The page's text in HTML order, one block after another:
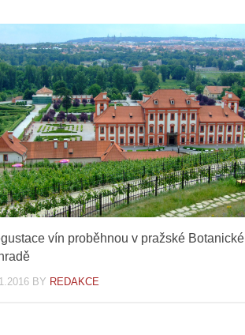
vín proběhnou v pražské Botanické
BY REDAKCE